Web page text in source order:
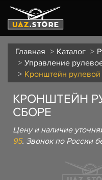
Главная Каталог
Управление
Кронштейн
КРОНШТЕЙН
СБОРЕ
Цену и наличие
95. Звонок по России